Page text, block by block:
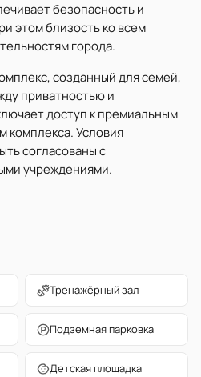
безопасность и
этом близость ко всем
города.
созданный для семей,
приватностью и
доступ к премиальным
комплекса. Условия
согласованы с
учреждениями.
Тренажёрный зал
Подземная парковка
Детская площадка